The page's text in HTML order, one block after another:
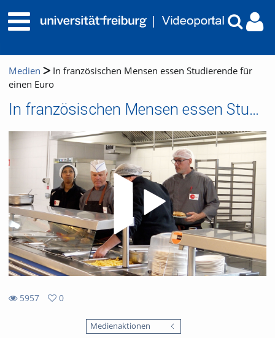
Medien
In französischen Mensen essen Studierende für
einen Euro
In französischen Mensen essen Studierende für einen Euro
5957
0
Medienaktionen